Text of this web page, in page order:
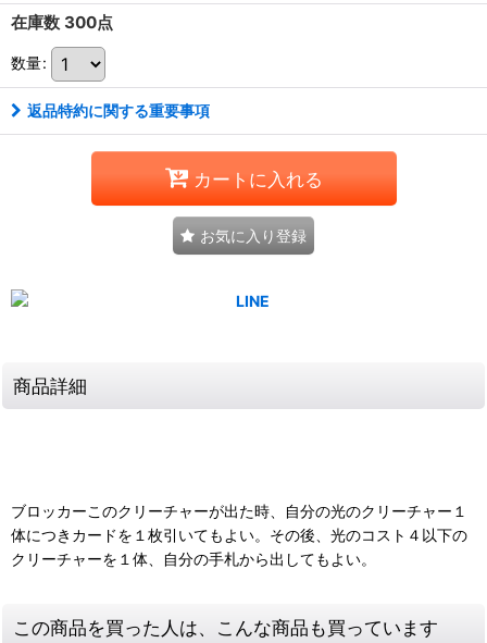
在庫数 300点
数量:
返品特約に関する重要事項
カートに入れる
お気に入り登録
商品詳細
ブロッカーこのクリーチャーが出た時、自分の光のクリーチャー１
体につきカードを１枚引いてもよい。その後、光のコスト４以下の
クリーチャーを１体、自分の手札から出してもよい。
この商品を買った人は、こんな商品も買っています